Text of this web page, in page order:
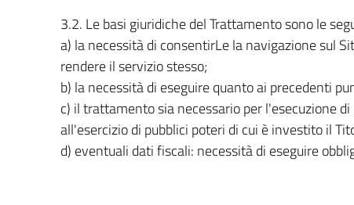
3.2. Le basi giuridiche del Trattamento sono le
a) la necessità di consentirLe la navigazione sul
rendere il servizio stesso;
b) la necessità di eseguire quanto ai precedenti
c) il trattamento sia necessario per l'esecuzione
all'esercizio di pubblici poteri di cui è investito il
d) eventuali dati fiscali: necessità di eseguire